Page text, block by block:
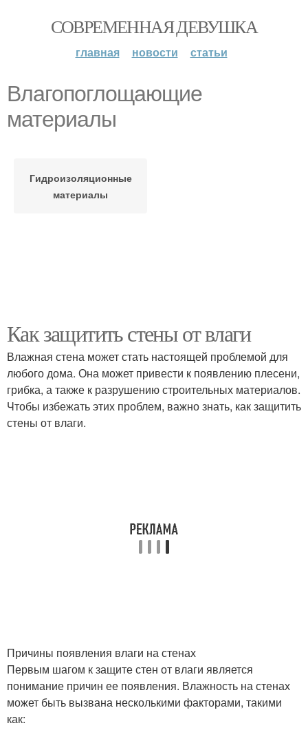
СОВРЕМЕННАЯ ДЕВУШКА
главная новости статьи
Влагопоглощающие
материалы
Гидроизоляционные
материалы
Как защитить стены от влаги
Влажная стена может стать настоящей проблемой для
любого дома. Она может привести к появлению плесени,
грибка, а также к разрушению строительных материалов.
Чтобы избежать этих проблем, важно знать, как защитить
стены от влаги.
Причины появления влаги на стенах
Первым шагом к защите стен от влаги является
понимание причин ее появления. Влажность на стенах
может быть вызвана несколькими факторами, такими
как: